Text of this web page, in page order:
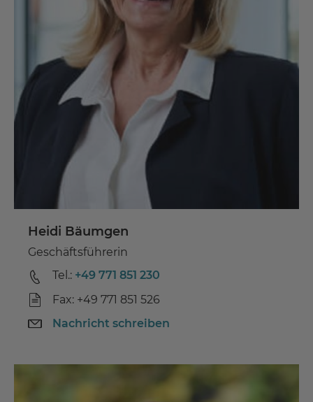
Heidi Bäumgen
Geschäftsführerin
Tel.: +49 771 851 230
Fax: +49 771 851 526
Nachricht schreiben